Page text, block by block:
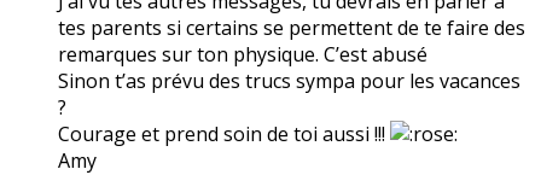
tes parents si certains se permettent de te faire des
remarques sur ton physique. C’est abusé
Sinon t’as prévu des trucs sympa pour les vacances
?
Courage et prend soin de toi aussi !!!
Amy